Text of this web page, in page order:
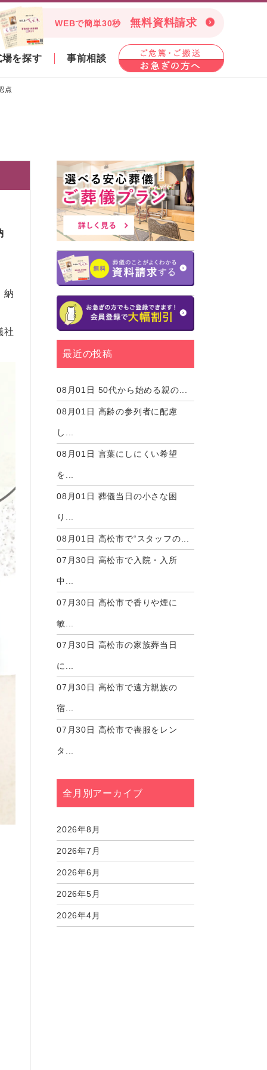
WEBで簡単30秒 無料資料請求
場を探す 事前相談
点
納
社
最近の投稿
08月01日 50代から始める親の...
08月01日 高齢の参列者に配慮
し...
08月01日 言葉にしにくい希望
を...
08月01日 葬儀当日の小さな困
り...
08月01日 高松市で“スタッフの...
07月30日 高松市で入院・入所
中...
07月30日 高松市で香りや煙に
敏...
07月30日 高松市の家族葬当日
に...
07月30日 高松市で遠方親族の
宿...
07月30日 高松市で喪服をレン
タ...
全月別アーカイブ
2026年8月
2026年7月
2026年6月
2026年5月
2026年4月